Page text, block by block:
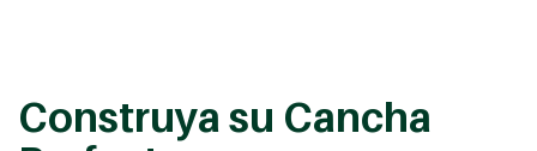
Construya su Cancha